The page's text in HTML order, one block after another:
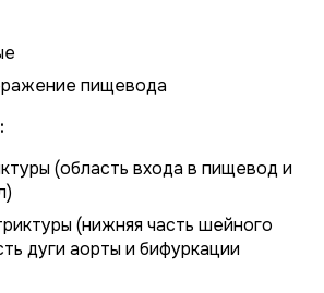
пищевода
(область входа в пищевод и
(нижняя часть шейного
дуги аорты и бифуркации